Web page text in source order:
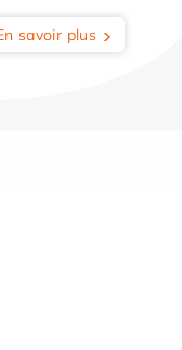
savoir plus